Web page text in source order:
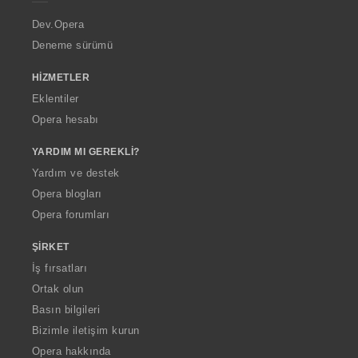
a
Dev.Opera
Deneme sürümü
HIZMETLER
Eklentiler
Opera hesabı
YARDIM MI GEREKLI?
Yardım ve destek
Opera blogları
Opera forumları
ŞIRKET
İş fırsatları
Ortak olun
Basın bilgileri
Bizimle iletişim kurun
Opera hakkında